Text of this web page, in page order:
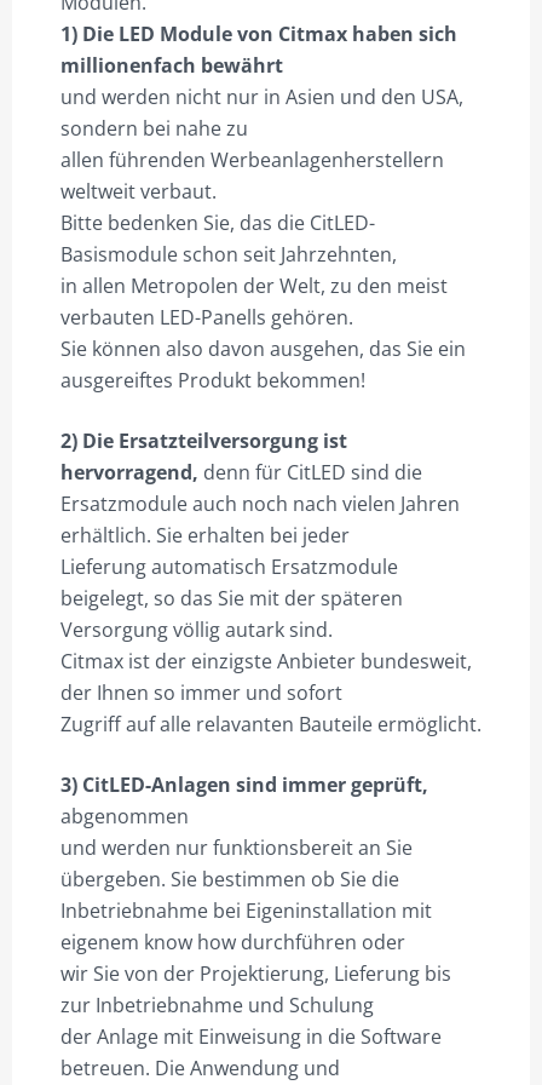
H160cm
quantity
1) Die LED Module von Citmax haben sich
millionenfach bewährt
und werden nicht nur in Asien und den USA,
sondern bei nahe zu
allen führenden Werbeanlagenherstellern
weltweit verbaut.
Bitte bedenken Sie, das die CitLED-
Basismodule schon seit Jahrzehnten,
in allen Metropolen der Welt, zu den meist
verbauten LED-Panells gehören.
Sie können also davon ausgehen, das Sie ein
ausgereiftes Produkt bekommen!
2) Die Ersatzteilversorgung ist
hervorragend, denn für CitLED sind die
Ersatzmodule auch noch nach vielen Jahren
erhältlich. Sie erhalten bei jeder
Lieferung automatisch Ersatzmodule
beigelegt, so das Sie mit der späteren
Versorgung völlig autark sind.
Citmax ist der einzigste Anbieter bundesweit,
der Ihnen so immer und sofort
Zugriff auf alle relavanten Bauteile ermöglicht.
3) CitLED-Anlagen sind immer geprüft,
abgenommen
und werden nur funktionsbereit an Sie
übergeben. Sie bestimmen ob Sie die
Inbetriebnahme bei Eigeninstallation mit
eigenem know how durchführen oder
wir Sie von der Projektierung, Lieferung bis
zur Inbetriebnahme und Schulung
der Anlage mit Einweisung in die Software
betreuen. Die Anwendung und